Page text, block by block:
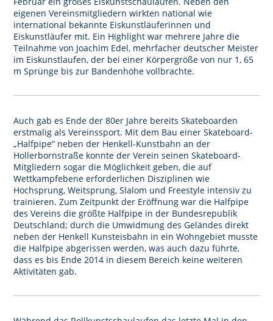
eigenen Vereinsmitgliedern wirkten national wie
international bekannte Eiskunstläuferinnen und
Eiskunstläufer mit. Ein Highlight war mehrere Jahre die
Teilnahme von Joachim Edel, mehrfacher deutscher Meister
im Eiskunstlaufen, der bei einer Körpergröße von nur 1, 65
m Sprünge bis zur Bandenhöhe vollbrachte.
Auch gab es Ende der 80er Jahre bereits Skateboarden
erstmalig als Vereinssport. Mit dem Bau einer Skateboard-
„Halfpipe“ neben der Henkell-Kunstbahn an der
Hollerbornstraße konnte der Verein seinen Skateboard-
Mitgliedern sogar die Möglichkeit geben, die auf
Wettkampfebene erforderlichen Disziplinen wie
Hochsprung, Weitsprung, Slalom und Freestyle intensiv zu
trainieren. Zum Zeitpunkt der Eröffnung war die Halfpipe
des Vereins die größte Halfpipe in der Bundesrepublik
Deutschland; durch die Umwidmung des Geländes direkt
neben der Henkell Kunsteisbahn in ein Wohngebiet musste
die Halfpipe abgerissen werden, was auch dazu führte,
dass es bis Ende 2014 in diesem Bereich keine weiteren
Aktivitäten gab.